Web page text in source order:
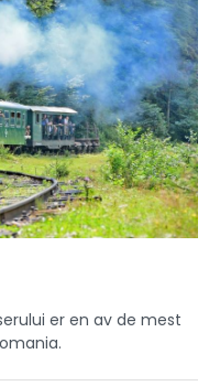
er en av de mest